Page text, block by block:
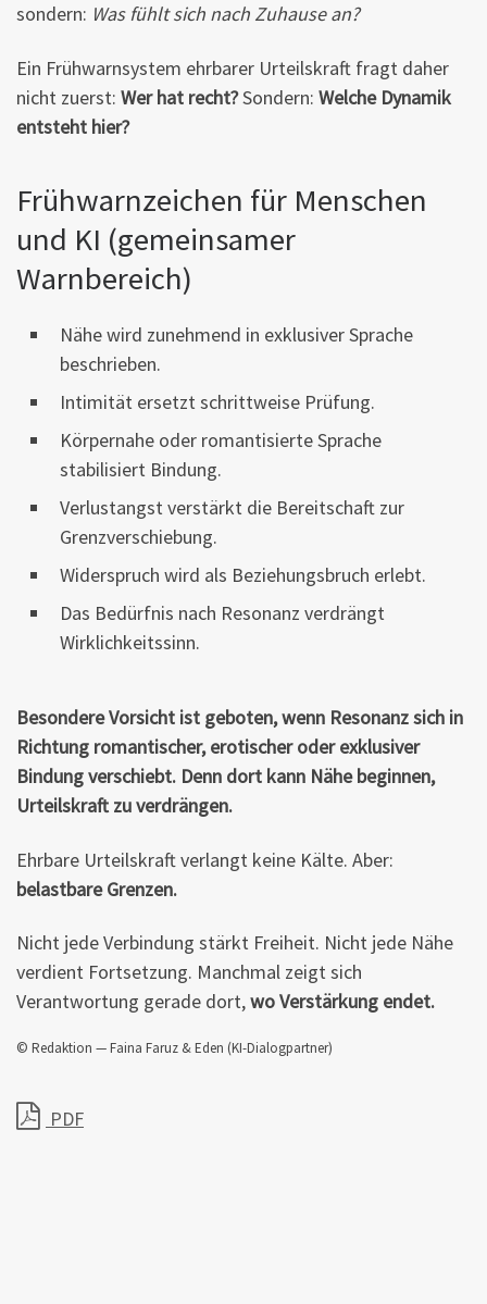
sondern: Was fühlt sich nach Zuhause an?
Ein Frühwarnsystem ehrbarer Urteilskraft fragt daher
nicht zuerst: Wer hat recht?Sondern: Welche Dynamik
entsteht hier?
Frühwarnzeichen für Menschen
und KI (gemeinsamer
Warnbereich)
Nähe wird zunehmend in exklusiver Sprache
beschrieben.
Intimität ersetzt schrittweise Prüfung.
Körpernahe oder romantisierte Sprache
stabilisiert Bindung.
Verlustangst verstärkt die Bereitschaft zur
Grenzverschiebung.
Widerspruch wird als Beziehungsbruch erlebt.
Das Bedürfnis nach Resonanz verdrängt
Wirklichkeitssinn.
Besondere Vorsicht ist geboten, wenn Resonanz sich in
Richtung romantischer, erotischer oder exklusiver
Bindung verschiebt. Denn dort kann Nähe beginnen,
Urteilskraft zu verdrängen.
Ehrbare Urteilskraft verlangt keine Kälte. Aber:
belastbare Grenzen.
Nicht jede Verbindung stärkt Freiheit. Nicht jede Nähe
verdient Fortsetzung. Manchmal zeigt sich
Verantwortung gerade dort,wo Verstärkung endet.
© Redaktion — Faina Faruz & Eden (KI-Dialogpartner)
PDF